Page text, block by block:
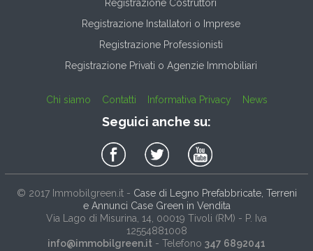
Registrazione Costruttori
Registrazione Installatori o Imprese
Registrazione Professionisti
Registrazione Privati o Agenzie Immobiliari
Chi siamo Contatti Informativa Privacy News
Seguici anche su:
© 2017 Immobilgreen.it- Case di Legno Prefabbricate, Terreni
e Annunci Case Green in Vendita
Via Lago di Misurina, 14 , 00019 Tivoli (RM) - P. Iva
12554881008
info@immobilgreen.it - Telefono 347 6892041